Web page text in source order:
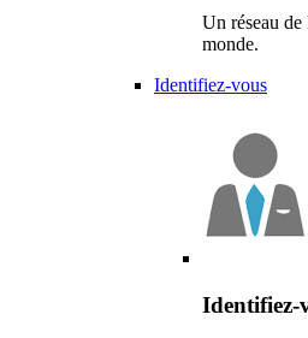
Un réseau de
monde.
Identifiez-vous
Identifiez-